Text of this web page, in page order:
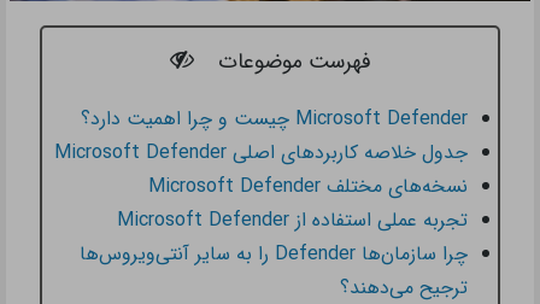
فهرست موضوعات
Microsoft Defender چیست و چرا اهمیت دارد؟
جدول خلاصه کاربردهای اصلی Microsoft Defender
نسخه‌های مختلف Microsoft Defender
تجربه عملی استفاده از Microsoft Defender
چرا سازمان‌ها Defender را به سایر آنتی‌ویروس‌ها
ترجیح می‌دهند؟